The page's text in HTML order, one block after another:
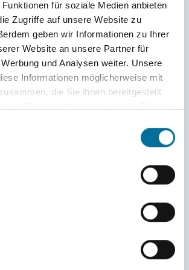
für soziale Medien anbieten
Zugriffe auf unsere Website zu
geben wir Informationen zu Ihrer
Website an unsere Partner für
und Analysen weiter. Unsere
Informationen möglicherweise mit
die Sie ihnen bereitgestellt
Jan auf YouTube eingestellt hat
der zweiten Reise 1994/95
an Bord der Roald Amundsen
an Bord der Roald Amundsen
an Bord der Roald Amundsen
an Bord der Johann Smidt